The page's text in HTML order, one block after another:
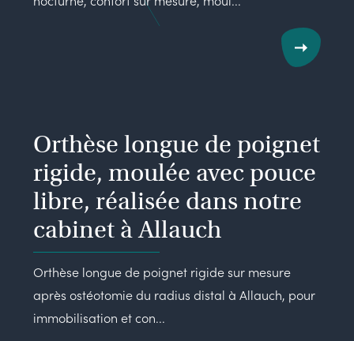
Orthèse longue de poignet
rigide, moulée avec pouce
libre, réalisée dans notre
cabinet à Allauch
Orthèse longue de poignet rigide sur mesure
après ostéotomie du radius distal à Allauch, pour
immobilisation et con...